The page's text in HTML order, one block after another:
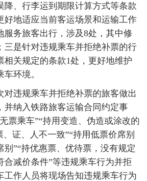
降、行李运到期限计算方式等条款
好地适应当前客运场景和运输工作
服务旅客出行，涉及8处，其中修
三是针对违规乘车并拒绝补票的行
相关规定的条款1处，更好地维护
环境。
对违规乘车并拒绝补票的旅客做出
并纳入铁路旅客运输合同约定事
票乘车”“持用变造、伪造或涂改的
、证、人不一致”“持用低票价席别
别”“持优惠票、优待票，没有规定
合减价条件”等违规乘车行为并拒
工作人员将现场告知违规乘车行为